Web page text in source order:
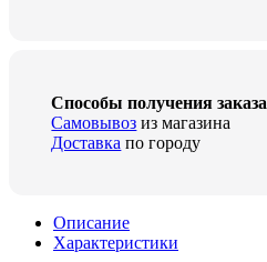
Способы получения заказа
Самовывоз из магазина
Доставка по городу
Описание
Характеристики